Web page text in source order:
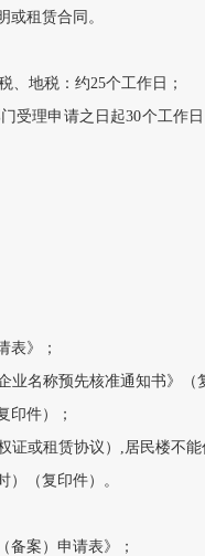
租赁合同。
、地税：约25个工作日；
受理申请之日起30个工作
表》；
业名称预先核准通知书》（
印件）；
证或租赁协议）,居民楼不能
）（复印件）。
备案）申请表》；